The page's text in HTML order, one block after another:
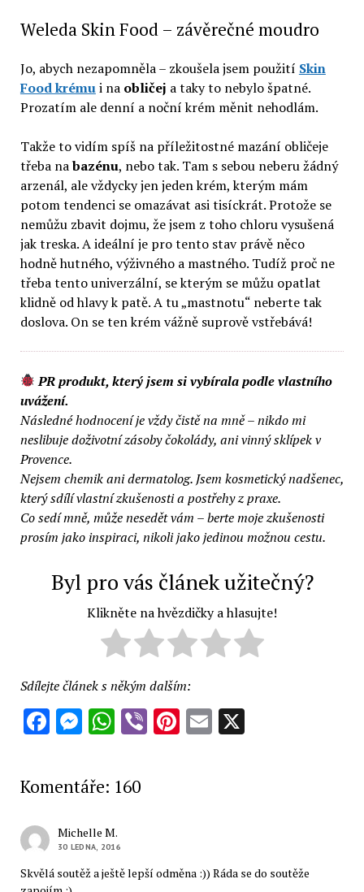
Weleda Skin Food – závěrečné moudro
Jo, abych nezapomněla – zkoušela jsem použití Skin
Food krémui na obličej a taky to nebylo špatné.
Prozatím ale denní a noční krém měnit nehodlám.
Takže to vidím spíš na příležitostné mazání obličeje
třeba nabazénu, nebo tak. Tam s sebou neberu žádný
arzenál, ale vždycky jen jeden krém, kterým mám
potom tendenci se omazávat asi tisíckrát. Protože se
nemůžu zbavit dojmu, že jsem z toho chloru vysušená
jak treska. A ideální je pro tento stav právě něco
hodně hutného, výživného a mastného. Tudíž proč ne
třeba tento univerzální, se kterým se můžu opatlat
klidně od hlavy k patě. A tu „mastnotu“ neberte tak
doslova. On se ten krém vážně suprově vstřebává!
PR produkt, který jsem si vybírala podle vlastního
uvážení.
Následné hodnocení je vždy čistě na mně – nikdo mi
neslibuje doživotní zásoby čokolády, ani vinný sklípek v
Provence.
Nejsem chemik ani dermatolog. Jsem kosmetický nadšenec,
který sdílí vlastní zkušenosti a postřehy z praxe.
Co sedí mně, může nesedět vám – berte moje zkušenosti
prosím jako inspiraci, nikoli jako jedinou možnou cestu.
Byl pro vás článek užitečný?
Klikněte na hvězdičky a hlasujte!
Sdílejte článek s někým dalším:
Facebook
Messenger
WhatsApp
ViberPinterest
Email
X
Komentáře: 160
Michelle M.
30 LEDNA, 2016
Skvělá soutěž a ještě lepší odměna :)) Ráda se do soutěže